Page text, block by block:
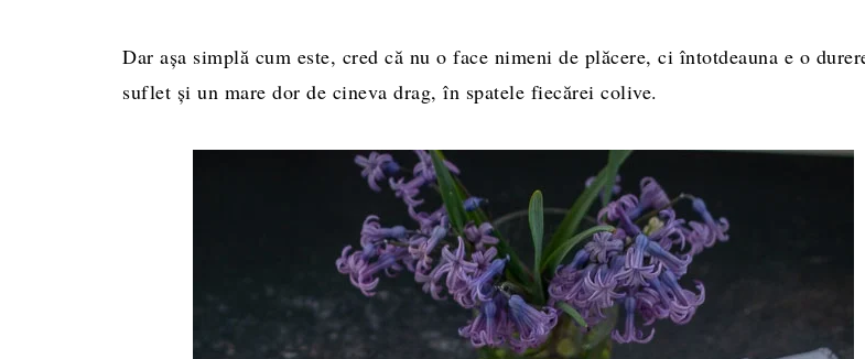
Dar aşa simplă cum este, cred că nu o face nimeni de plăcere, ci întotdeauna e o
suflet şi un mare dor de cineva drag, în spatele fiecărei colive.